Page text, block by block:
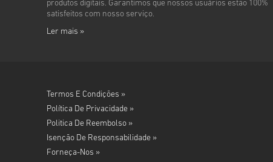
produtos digitais. Garantimos que nossos usuários estão 100%
satisfeitos com nosso serviço.
Ler mais »
Termos E Condições »
Política De Privacidade »
Politica De Reembolso »
Isenção De Responsabilidade »
Forneça-Nos »